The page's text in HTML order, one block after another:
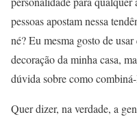
pessoas apostam nessa
né? Eu mesma gosto de
decoração da minha casa,
dúvida sobre como
Quer dizer, na verdade, a